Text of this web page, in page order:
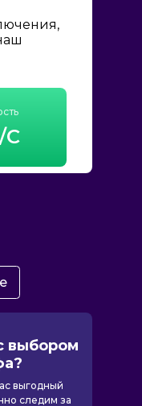
С
выбором
выгодный
следим за